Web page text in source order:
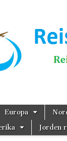
Europa
Jorden